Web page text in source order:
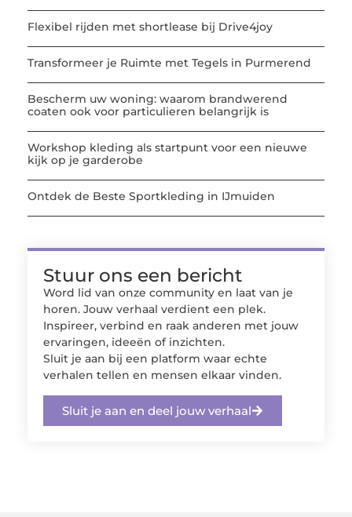
Flexibel rijden met shortlease bij Drive4joy
Transformeer je Ruimte met Tegels in Purmerend
Bescherm uw woning: waarom brandwerend
coaten ook voor particulieren belangrijk is
Workshop kleding als startpunt voor een nieuwe
kijk op je garderobe
Ontdek de Beste Sportkleding in IJmuiden
Stuur ons een bericht
Word lid van onze community en laat van je
horen. Jouw verhaal verdient een plek.
Inspireer, verbind en raak anderen met jouw
ervaringen, ideeën of inzichten.
Sluit je aan bij een platform waar echte
verhalen tellen en mensen elkaar vinden.
Sluit je aan en deel jouw verhaal